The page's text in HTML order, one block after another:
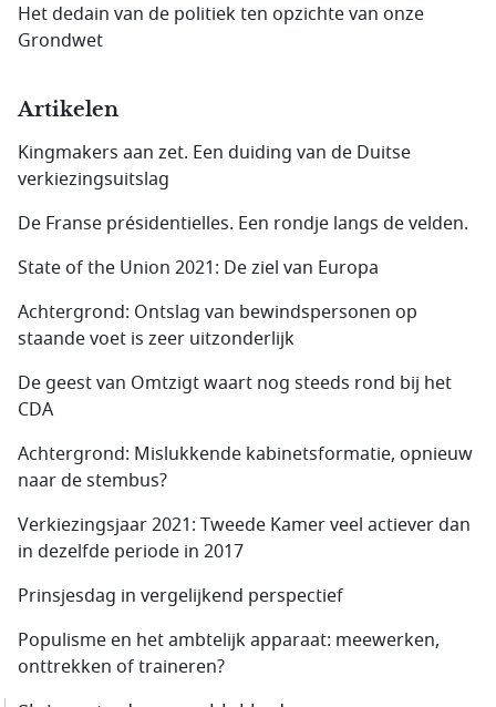
Het dedain van de politiek ten opzichte van onze
Grondwet
Artikelen
Kingmakers aan zet. Een duiding van de Duitse
verkiezingsuitslag
De Franse présidentielles. Een rondje langs de velden.
State of the Union 2021: De ziel van Europa
Achtergrond: Ontslag van bewindspersonen op
staande voet is zeer uitzonderlijk
De geest van Omtzigt waart nog steeds rond bij het
CDA
Achtergrond: Mislukkende kabinetsformatie, opnieuw
naar de stembus?
Verkiezingsjaar 2021: Tweede Kamer veel actiever dan
in dezelfde periode in 2017
Prinsjesdag in vergelijkend perspectief
Populisme en het ambtelijk apparaat: meewerken,
onttrekken of traineren?